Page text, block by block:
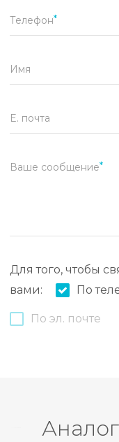
Телефон
Имя
E. почта
Ваше сообщение
Для того, чтобы
вами:
По
По эл. почте